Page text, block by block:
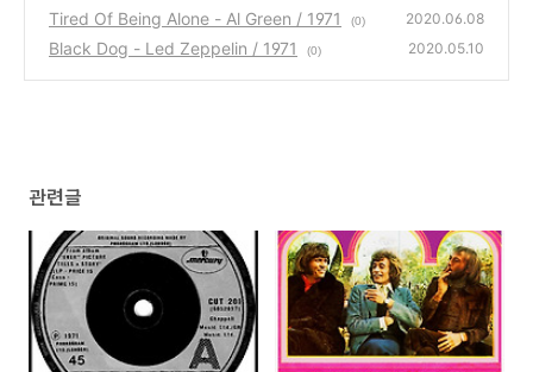
Tired Of Being Alone - Al Green / 1971 (0) 2020.06.08
Black Dog - Led Zeppelin / 1971 (0) 2020.05.10
관련글